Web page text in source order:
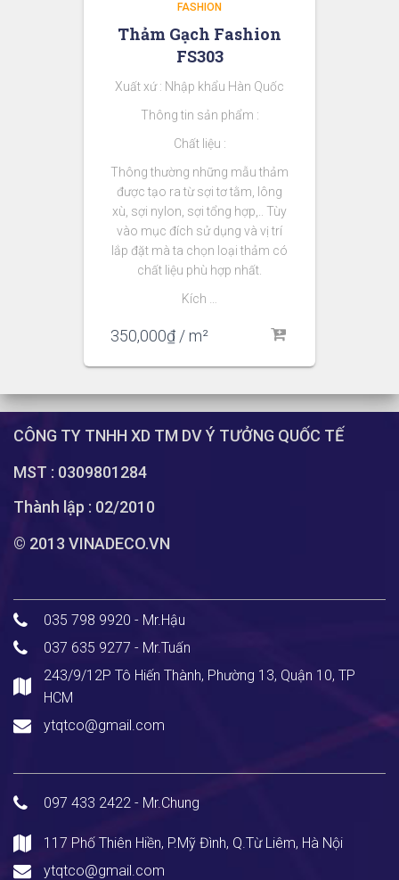
FASHION
Thảm Gạch Fashion
FS303
Xuất xứ : Nhập khẩu Hàn Quốc
Thông tin sản phẩm :
Chất liệu :
Thông thường những mẫu thảm
được tạo ra từ sợi tơ tằm, lông
xù, sợi nylon, sợi tổng hợp,.. Tùy
vào mục đích sử dụng và vị trí
lắp đặt mà ta chọn loại thảm có
chất liệu phù hợp nhất.
Kích …
350,000₫/ m²
CÔNG TY TNHH XD TM DV Ý TƯỞNG QUỐC TẾ
MST : 0309801284
Thành lập : 02/2010
© 2013 VINADECO.VN
035 798 9920 - Mr.Hậu
037 635 9277 - Mr.Tuấn
243/9/12P Tô Hiến Thành, Phường 13, Quận 10, TP
HCM
ytqtco@gmail.com
097 433 2422 - Mr.Chung
117 Phố Thiên Hiền, P.Mỹ Đình, Q.Từ Liêm, Hà Nội
ytqtco@gmail.com